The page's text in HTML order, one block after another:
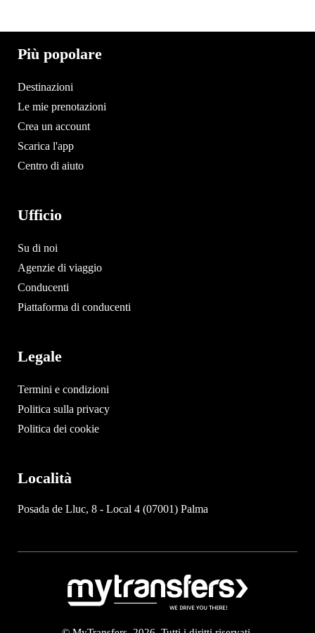
Più popolare
Destinazioni
Le mie prenotazioni
Crea un account
Scarica l'app
Centro di aiuto
Ufficio
Su di noi
Agenzie di viaggio
Conducenti
Piattaforma di conducenti
Legale
Termini e condizioni
Politica sulla privacy
Politica dei cookie
Località
Posada de Lluc, 8 - Local 4 (07001) Palma